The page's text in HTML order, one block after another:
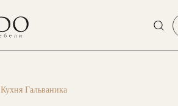
Кухня Гальваника